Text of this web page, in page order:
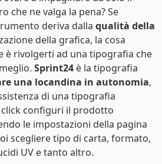
che ne valga la pena? Se
deriva dalla qualità della
della grafica, la cosa
è rivolgerti ad una tipografia che
Sprint24 è la tipografia
una locandina in autonomia,
di una tipografia
configuri il prodotto
le impostazioni della pagina
scegliere tipo di carta, formato,
UV e tanto altro.